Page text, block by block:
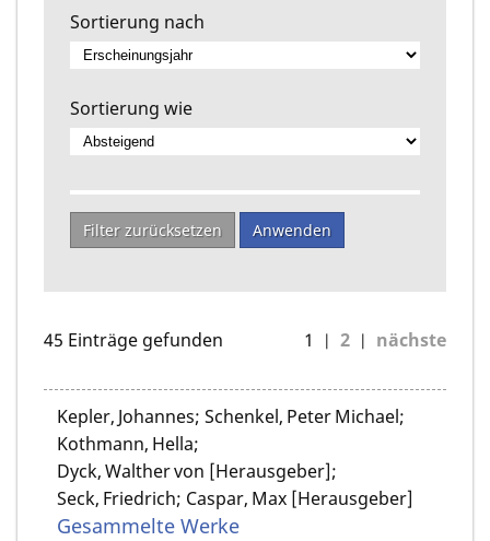
Sortierung nach
Sortierung wie
Filter zurücksetzen Anwenden
45 Einträge gefunden 1 2 nächste
Kepler, Johannes; Schenkel, Peter Michael;
Kothmann, Hella;
Dyck, Walther von [Herausgeber];
Seck, Friedrich; Caspar, Max [Herausgeber]
Gesammelte Werke